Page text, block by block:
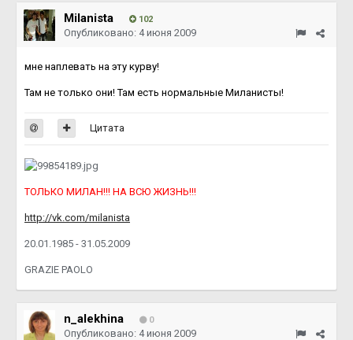
Milanista 102
Опубликовано: 4 июня 2009
мне наплевать на эту курву!
Там не только они! Там есть нормальные Миланисты!
Цитата
ТОЛЬКО МИЛАН!!! НА ВСЮ ЖИЗНЬ!!!
http://vk.com/milanista
20.01.1985 - 31.05.2009
GRAZIE PAOLO
n_alekhina 0
Опубликовано: 4 июня 2009